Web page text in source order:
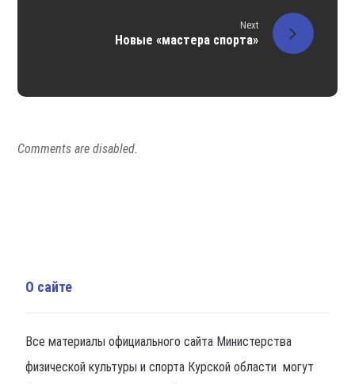
Next
Новые «мастера спорта»
Comments are disabled.
О сайте
Все материалы официального сайта Министерства
физической культуры и спорта Курской области могут